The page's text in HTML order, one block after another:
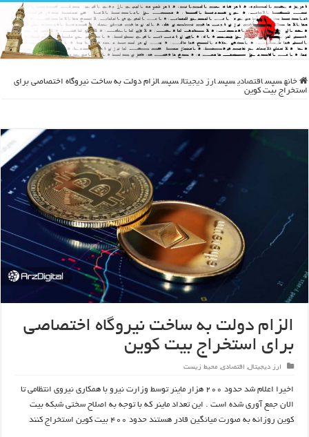
خانه سپس اقتصادی سپس ارز دیجیتال سپس الزام دولت به ساخت نیروگاه اختصاصی برای
استخراج بیت کوین
الزام دولت به ساخت نیروگاه اختصاصی
برای استخراج بیت کوین
ارز دیجیتال, اقتصادی, محیط زیست
اخیرا اعلام شد حدود ۲۰۰ هزار ماینر توسط وزارت نیرو با همکاری نیروی انتظامی تا
الان جمع آوری شده است . این تعداد ماینر که با توجه به اصلاح سختی شبکه بیت
کوین روزانه به صورت میانگین قادر هستند حدود ۴۰۰ بیت کوین استخراج کنند